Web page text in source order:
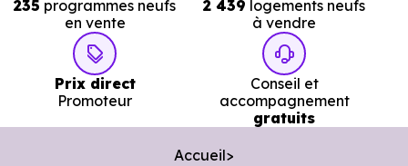
Bibliothèque :
Mediatheque Intercommunale de
Châtillon Chessy
à 3.6 km, soit 4 min en voiture ou à 3.6
km, soit 44 min à pied
235 programmes neufs
en vente
2 439 logements neufs
à vendre
Prix direct
Promoteur
Conseil et
accompagnement
gratuits
Accueil